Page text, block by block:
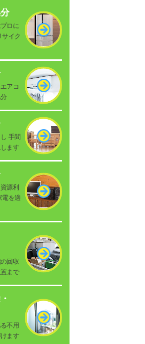
ロに
サイク
アコ
手間
ます
源利
電を適
回収
まで
不用
ます